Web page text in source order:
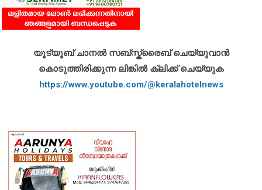
യൂട്യൂബ് ചാനൽ സബ്സ്ക്രൈബ് ചെയ്യുവാൻ
കൊടുത്തിരിക്കുന്ന ലിങ്കിൽ ക്ലിക്ക് ചെയ്യുക
https://www.youtube.com/@keralahotelnews